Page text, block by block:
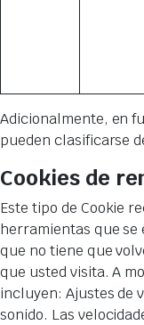
Adicionalmente, en
pueden clasificarse
Cookies de
Este tipo de Cookie
herramientas que
que no tiene que
que usted visita. A
incluyen: Ajustes de
sonido. Las